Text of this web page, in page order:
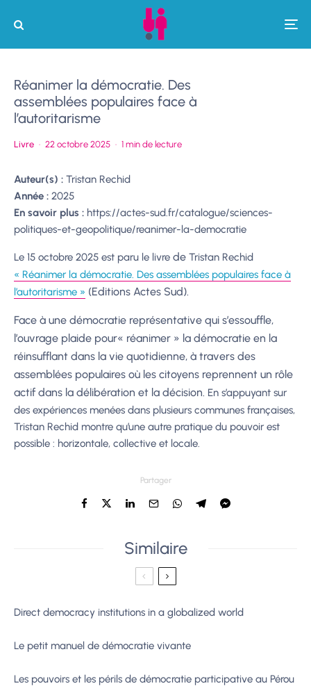
Réanimer la démocratie. Des
assemblées populaires face à
l’autoritarisme
Livre · 22 octobre 2025 · 1 min de lecture
Auteur(s) : Tristan Rechid
Année : 2025
En savoir plus : https://actes-sud.fr/catalogue/sciences-
politiques-et-geopolitique/reanimer-la-democratie
Le 15 octobre 2025 est paru le livre de Tristan Rechid
« Réanimer la démocratie. Des assemblées populaires face à
l’autoritarisme » (Editions Actes Sud).
Face à une démocratie représentative qui s’essouffle,
l’ouvrage plaide pour« réanimer » la démocratie en la
réinsufflant dans la vie quotidienne, à travers des
assemblées populaires où les citoyens reprennent un rôle
actif dans la délibération et la décision. En s’appuyant sur
des expériences menées dans plusieurs communes françaises,
Tristan Rechid montre qu’une autre pratique du pouvoir est
possible : horizontale, collective et locale.
Partager
Similaire
Direct democracy institutions in a globalized world
Le petit manuel de démocratie vivante
Les pouvoirs et les périls de démocratie participative au Pérou